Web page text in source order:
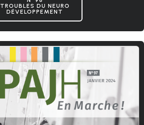
TROUBLES DU NEURO
DÉVELOPPEMENT